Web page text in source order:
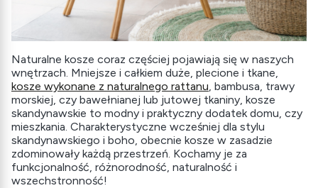
Naturalne kosze coraz częściej pojawiają się w naszych
wnętrzach. Mniejsze i całkiem duże, plecione i tkane,
kosze wykonane z naturalnego rattanu , bambusa, trawy
morskiej, czy bawełnianej lub jutowej tkaniny, kosze
skandynawskie to modny i praktyczny dodatek domu, czy
mieszkania. Charakterystyczne wcześniej dla stylu
skandynawskiego i boho, obecnie kosze w zasadzie
zdominowały każdą przestrzeń. Kochamy je za
funkcjonalność, różnorodność, naturalność i
wszechstronność!